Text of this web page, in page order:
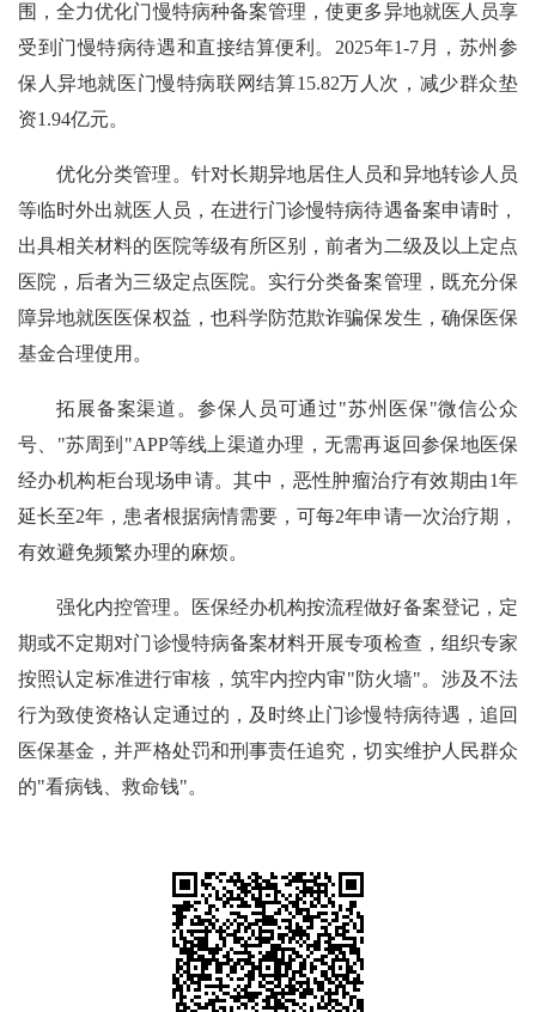
围，全力优化门慢特病种备案管理，使更多异地就医人员享
受到门慢特病待遇和直接结算便利。2025年1-7月，苏州参
保人异地就医门慢特病联网结算15.82万人次，减少群众垫
资1.94亿元。
优化分类管理。针对长期异地居住人员和异地转诊人员
等临时外出就医人员，在进行门诊慢特病待遇备案申请时，
出具相关材料的医院等级有所区别，前者为二级及以上定点
医院，后者为三级定点医院。实行分类备案管理，既充分保
障异地就医医保权益，也科学防范欺诈骗保发生，确保医保
基金合理使用。
拓展备案渠道。参保人员可通过"苏州医保"微信公众
号、"苏周到"APP等线上渠道办理，无需再返回参保地医保
经办机构柜台现场申请。其中，恶性肿瘤治疗有效期由1年
延长至2年，患者根据病情需要，可每2年申请一次治疗期，
有效避免频繁办理的麻烦。
强化内控管理。医保经办机构按流程做好备案登记，定
期或不定期对门诊慢特病备案材料开展专项检查，组织专家
按照认定标准进行审核，筑牢内控内审"防火墙"。涉及不法
行为致使资格认定通过的，及时终止门诊慢特病待遇，追回
医保基金，并严格处罚和刑事责任追究，切实维护人民群众
的"看病钱、救命钱"。